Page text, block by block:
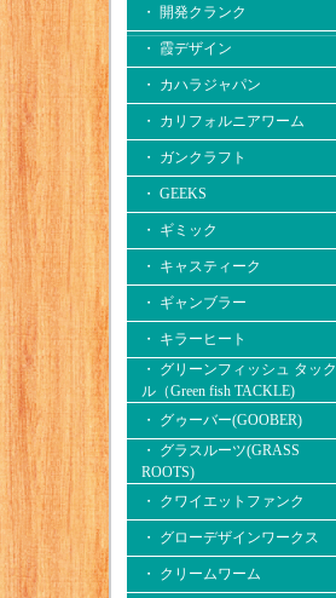
・ 開発クランク
・ 霞デザイン
・ カハラジャパン
・ カリフォルニアワーム
・ ガンクラフト
・ GEEKS
・ ギミック
・ キャスティーク
・ ギャンブラー
・ キラーヒート
・ グリーンフィッシュ タック
ル（Green fish TACKLE)
・ グゥーバー(GOOBER)
・ グラスルーツ(GRASS
ROOTS)
・ クワイエットファンク
・ グローデザインワークス
・ クリームワーム